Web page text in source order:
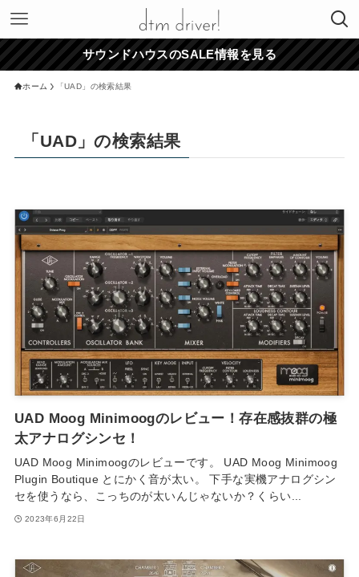
サウンドハウスのSALE情報を見る
ホーム 「UAD」の検索結果
「UAD」の検索結果
UAD Moog Minimoogのレビュー！存在感抜群の極
太アナログシンセ！
UAD Moog Minimoogのレビューです。 UAD Moog Minimoog
Plugin Boutique とにかく音が太い。 下手な実機アナログシン
セを使うなら、こっちのが太いんじゃないか？くらい...
2023年6月22日